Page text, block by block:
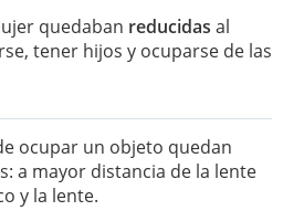
quedaban reducidas al
tener hijos y ocuparse de las
ocupar un objeto quedan
a mayor distancia de la lente
y la lente.